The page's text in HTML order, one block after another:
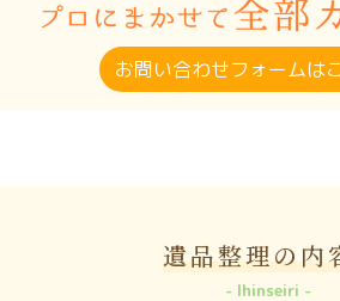
お問い合わせフォームは
遺品整理の内
Ihinseiri